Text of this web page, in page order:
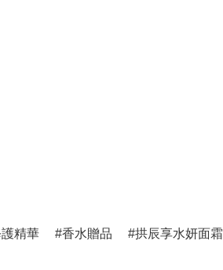
精華 香水贈品 拱辰享水妍面霜